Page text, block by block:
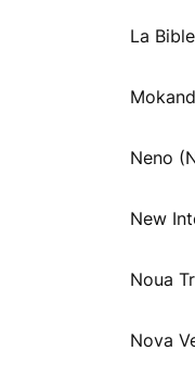
La
Neno
New
Noua
Nova